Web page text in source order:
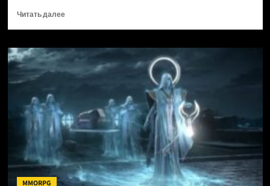
Читать далееПрочитать
Lord
the
откладывает
повышение
цен
MMORPG